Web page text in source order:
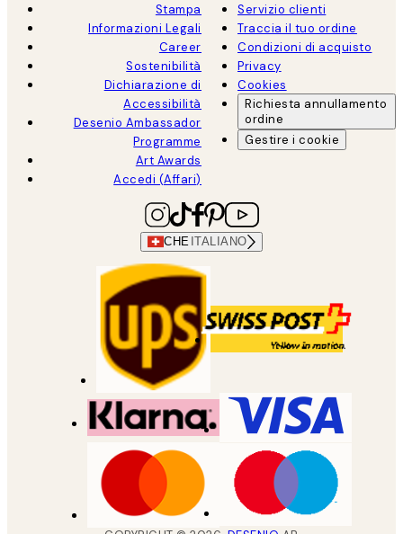
Stampa
Informazioni Legali
Career
Sostenibilità
Dichiarazione di
Accessibilità
Desenio Ambassador
Programme
Art Awards
Accedi (Affari)
Servizio clienti
Traccia il tuo ordine
Condizioni di acquisto
Privacy
Cookies
Richiesta annullamento
ordine
Gestire i cookie
CHE ITALIANO